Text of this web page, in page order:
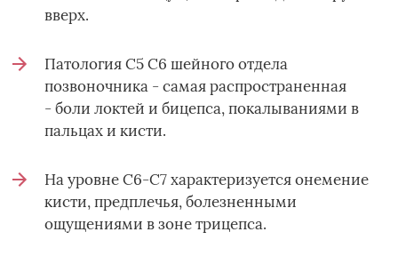
вверх.
Патология С5 С6 шейного отдела
позвоночника - самая распространенная
- боли локтей и бицепса, покалываниями в
пальцах и кисти.
На уровне С6-С7 характеризуется онемение
кисти, предплечья, болезненными
ощущениями в зоне трицепса.